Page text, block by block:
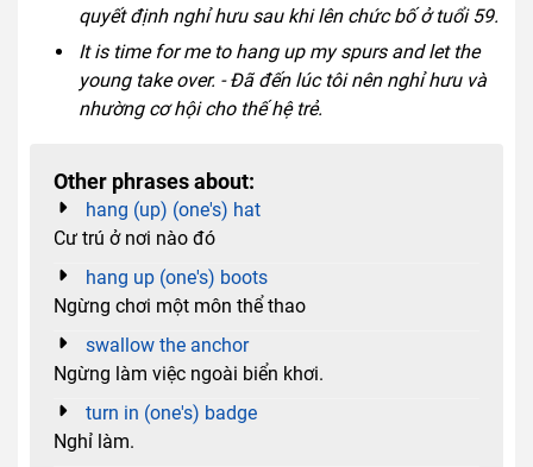
quyết định nghỉ hưu sau khi lên chức bố ở tuổi 59.
It is time for me to hang up my spurs and let the
young take over. - Đã đến lúc tôi nên nghỉ hưu và
nhường cơ hội cho thế hệ trẻ.
Other phrases about:
hang (up) (one's) hat
Cư trú ở nơi nào đó
hang up (one's) boots
Ngừng chơi một môn thể thao
swallow the anchor
Ngừng làm việc ngoài biển khơi.
turn in (one's) badge
Nghỉ làm.